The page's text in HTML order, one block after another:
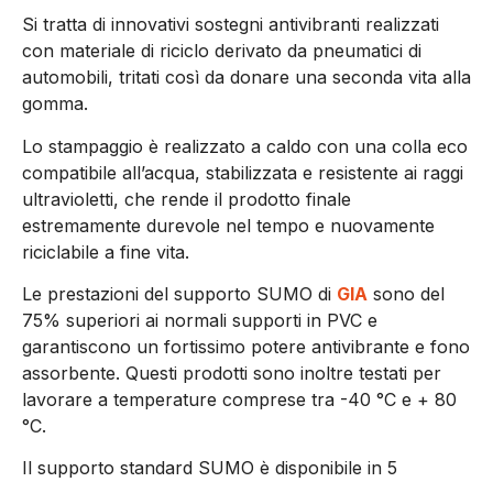
Si tratta di innovativi sostegni antivibranti realizzati
con materiale di riciclo derivato da pneumatici di
automobili, tritati così da donare una seconda vita alla
gomma.
Lo stampaggio è realizzato a caldo con una colla eco
compatibile all’acqua, stabilizzata e resistente ai raggi
ultravioletti, che rende il prodotto finale
estremamente durevole nel tempo e nuovamente
riciclabile a fine vita.
Le prestazioni del supporto SUMO di GIA sono del
75% superiori ai normali supporti in PVC e
garantiscono un fortissimo potere antivibrante e fono
assorbente. Questi prodotti sono inoltre testati per
lavorare a temperature comprese tra -40 °C e + 80
°C.
Il supporto standard SUMO è disponibile in 5